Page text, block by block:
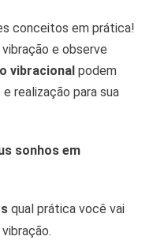
conceitos em prática!
e observe
vibracional podem
realização para sua
sonhos em
qual prática você vai